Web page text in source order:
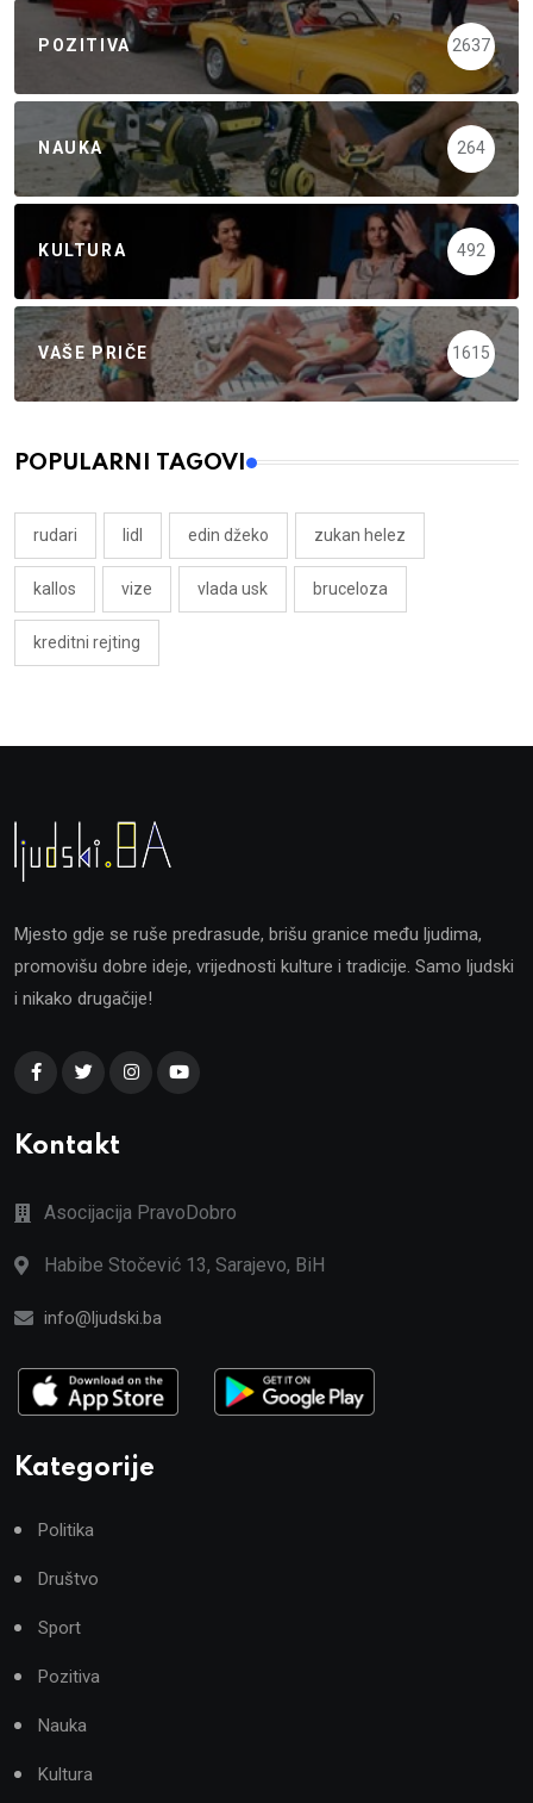
POZITIVA 2637
NAUKA 264
KULTURA 492
VAŠE PRIČE 1615
POPULARNI TAGOVI
rudari lidl edin džeko zukan helez
kallos vize vlada usk bruceloza
kreditni rejting
Mjesto gdje se ruše predrasude, brišu granice među ljudima,
promovišu dobre ideje, vrijednosti kulture i tradicije. Samo ljudski
i nikako drugačije!
Kontakt
Asocijacija PravoDobro
Habibe Stočević 13, Sarajevo, BiH
info@ljudski.ba
Kategorije
Politika
Društvo
Sport
Pozitiva
Nauka
Kultura